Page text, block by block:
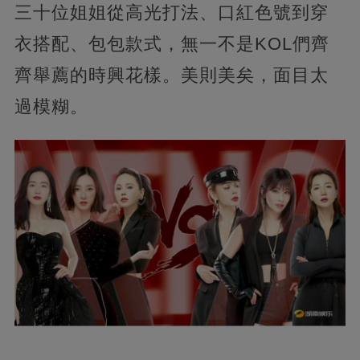
三十位姐姐從高光打法、口紅色號到穿
衣搭配、包包款式，無一不是KOL們齊
齊舉薦的時興花樣。美則美矣，面目太
過模糊。